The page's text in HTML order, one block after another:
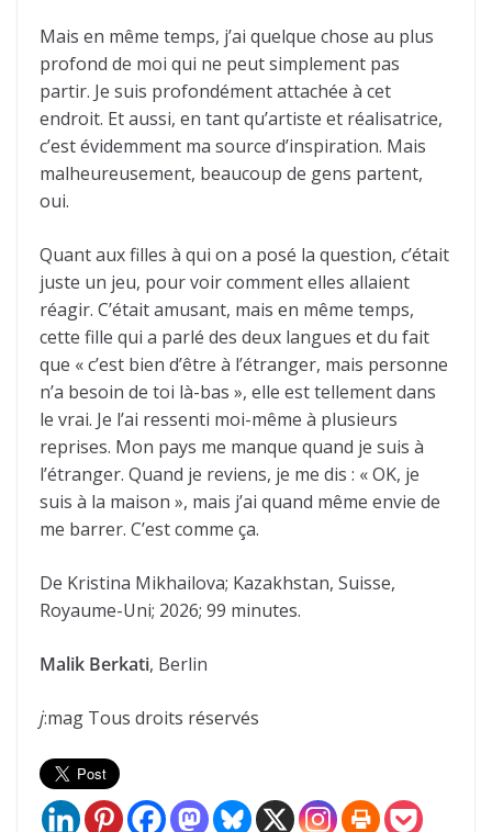
Mais en même temps, j’ai quelque chose au plus
profond de moi qui ne peut simplement pas
partir. Je suis profondément attachée à cet
endroit. Et aussi, en tant qu’artiste et réalisatrice,
c’est évidemment ma source d’inspiration. Mais
malheureusement, beaucoup de gens partent,
oui.
Quant aux filles à qui on a posé la question, c’était
juste un jeu, pour voir comment elles allaient
réagir. C’était amusant, mais en même temps,
cette fille qui a parlé des deux langues et du fait
que « c’est bien d’être à l’étranger, mais personne
n’a besoin de toi là-bas », elle est tellement dans
le vrai. Je l’ai ressenti moi-même à plusieurs
reprises. Mon pays me manque quand je suis à
l’étranger. Quand je reviens, je me dis : « OK, je
suis à la maison », mais j’ai quand même envie de
me barrer. C’est comme ça.
De Kristina Mikhailova; Kazakhstan, Suisse,
Royaume-Uni; 2026; 99 minutes.
Malik Berkati, Berlin
j:mag Tous droits réservés